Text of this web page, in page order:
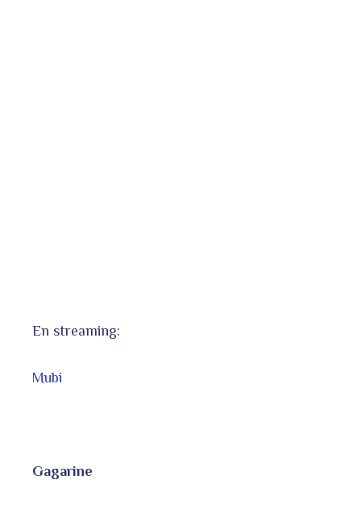
En streaming:
Mubi
Gagarine